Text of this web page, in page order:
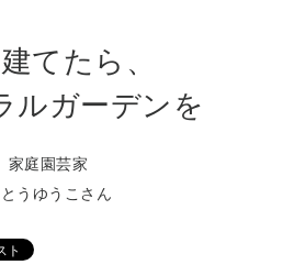
てたら、
ルガーデンを
家庭園芸家
うゆうこさん